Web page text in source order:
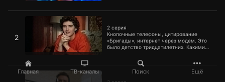
Главная ТВ-каналы Поиск Ещё
2
2 серия
Кнопочные телефоны, цитирование
«Бригады», интернет через модем. Это
было детство тридцатилетних. Какими
3 серия